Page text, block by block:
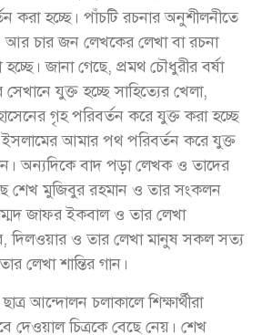
করা হচ্ছে। পাঁচটি রচনার অনুশীলনীতে
আর চার জন লেখকের লেখা বা রচনা
জানা গেছে, প্রমথ চৌধুরীর বর্ষা
সেখানে যুক্ত হচ্ছে সাহিত্যের খেলা,
গৃহ পরিবর্তন করে যুক্ত করা হচ্ছে
ইসলামের আমার পথ পরিবর্তন করে যুক্ত
অন্যদিকে বাদ পড়া লেখক ও তাদের
শেখ মুজিবুর রহমান ও তার সংকলন
জাফর ইকবাল ও তার লেখা
দিলওয়ার ও তার লেখা মানুষ সকল সত্য
লেখা শান্তির গান।
আন্দোলন চলাকালে শিক্ষার্থীরা
দেওয়াল চিত্রকে বেছে নেয়। শেখ